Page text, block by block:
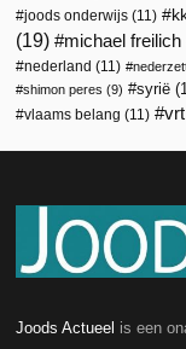
joods onderwijs (11)
(19)
michael freilich
nederland (11)
shimon peres (9) syrië
vlaams belang (11) vrt
Joods Actueel is een